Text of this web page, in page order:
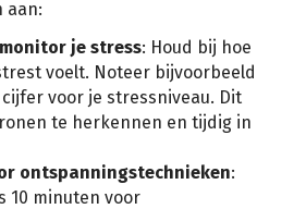
aan:
je stress: Houd bij hoe
voelt. Noteer bijvoorbeeld
voor je stressniveau. Dit
te herkennen en tijdig in
ontspanningstechnieken:
10 minuten voor